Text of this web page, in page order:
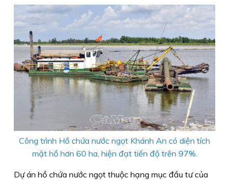
Công trình Hồ chứa nước ngọt Khánh An có diện tích
mặt hồ hơn 60 ha, hiện đạt tiến độ trên 97%.
Dự án hồ chứa nước ngọt thuộc hạng mục đầu tư của